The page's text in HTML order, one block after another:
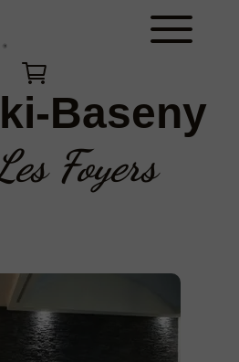
Baseny
Foyers